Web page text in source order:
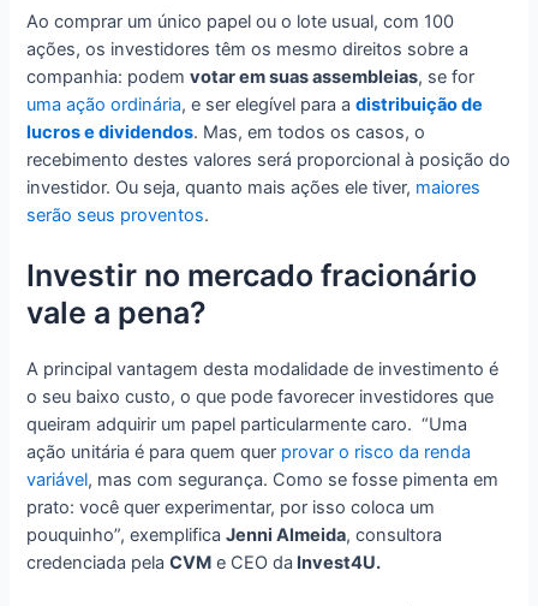
Ao comprar um único papel ou o lote usual, com 100
ações, os investidores têm os mesmo direitos sobre a
companhia: podemvotar em suas assembleias, se for
uma ação ordinária, e ser elegível para adistribuição de
lucros e dividendos. Mas, em todos os casos, o
recebimento destes valores será proporcional à posição do
investidor. Ou seja, quanto mais ações ele tiver, maiores
serão seus proventos.
Investir no mercado fracionário
vale a pena?
A principal vantagem desta modalidade de investimento é
o seu baixo custo, o que pode favorecer investidores que
queiram adquirir um papel particularmente caro. “Uma
ação unitária é para quem quer provar o risco da renda
variável, mas com segurança. Como se fosse pimenta em
prato: você quer experimentar, por isso coloca um
pouquinho”, exemplificaJenni Almeida, consultora
credenciada pelaCVM e CEO da Invest4U.